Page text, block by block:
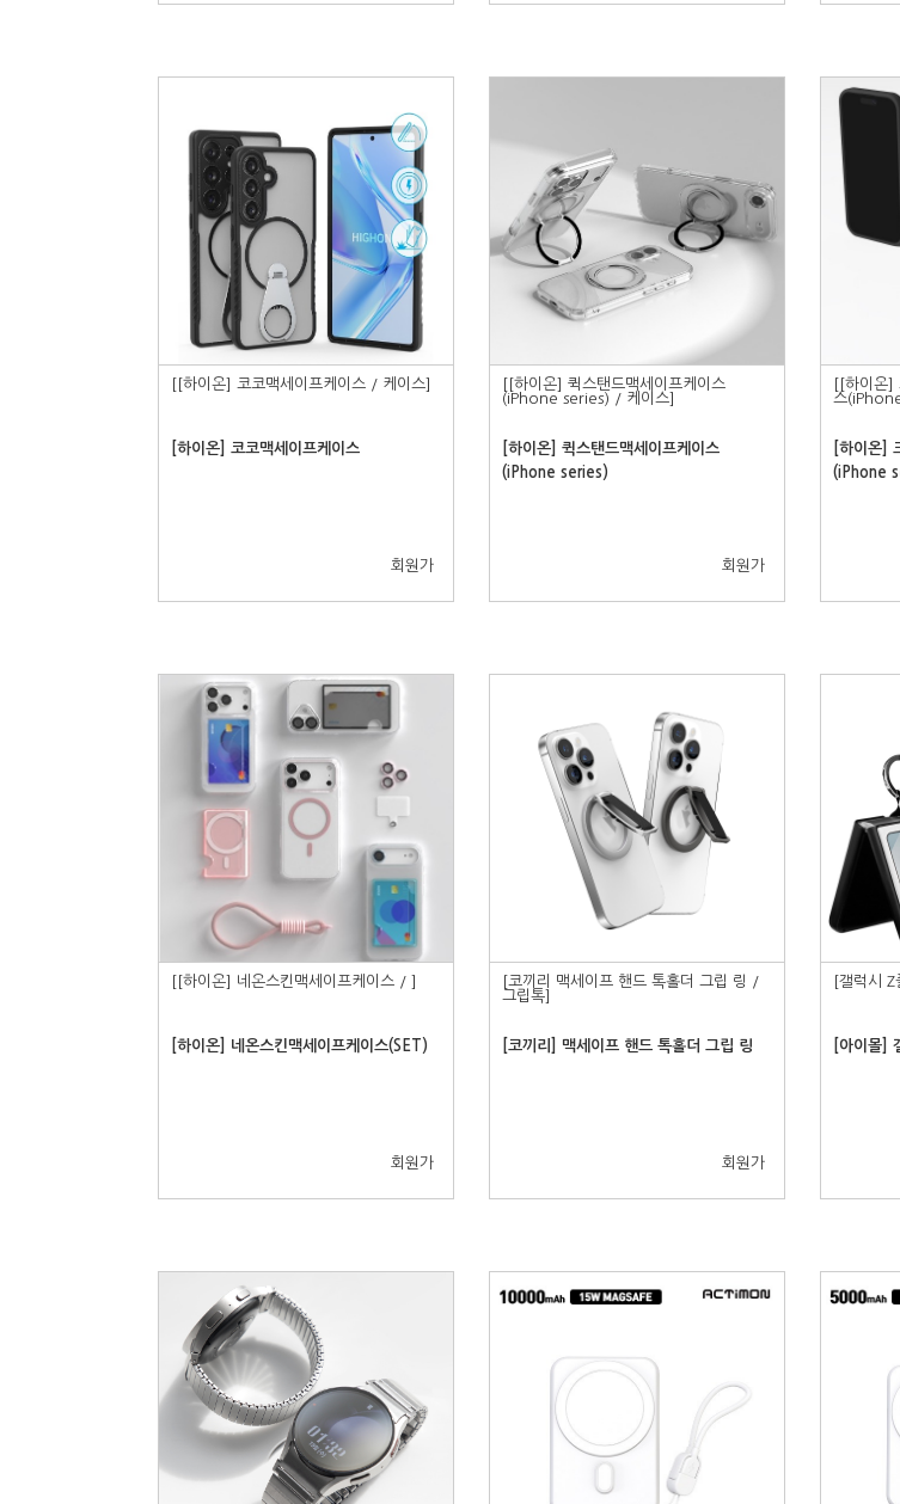
[[하이온] 코코맥세이프케이스 / 케이스]
[하이온] 코코맥세이프케이스
회원가
[[하이온] 퀵스탠드맥세이프케이스
(iPhone series) / 케이스]
[하이온] 퀵스탠드맥세이프케이스
(iPhone series)
회원가
[[하이온]
스
[하이온]
(iPhone
[[하이온] 네온스킨맥세이프케이스 / ]
[하이온] 네온스킨맥세이프케이스(SET)
회원가
[코끼리 맥세이프 핸드 톡홀더 그립 링 /
그립톡]
[코끼리] 맥세이프 핸드 톡홀더 그립 링
회원가
[갤럭시 Z
[아이몰]